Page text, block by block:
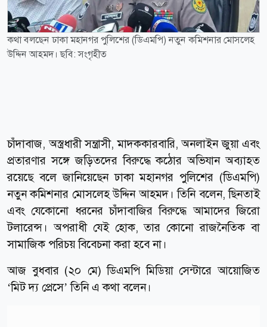
কথা বলছেন ঢাকা মহানগর পুলিশের (ডিএমপি) নতুন কমিশনার মোসলেহ
উদ্দিন আহমদ। ছবি: সংগৃহীত
চাঁদাবাজ, অস্ত্রধারী সন্ত্রাসী, মাদককারবারি, অনলাইন জুয়া এবং
প্রতারণার সঙ্গে জড়িতদের বিরুদ্ধে কঠোর অভিযান অব্যাহত
রয়েছে বলে জানিয়েছেন ঢাকা মহানগর পুলিশের (ডিএমপি)
নতুন কমিশনার মোসলেহ উদ্দিন আহমদ। তিনি বলেন, ছিনতাই
এবং যেকোনো ধরনের চাঁদাবাজির বিরুদ্ধে আমাদের জিরো
টলারেন্স। অপরাধী যেই হোক, তার কোনো রাজনৈতিক বা
সামাজিক পরিচয় বিবেচনা করা হবে না।
আজ বুধবার (২০ মে) ডিএমপি মিডিয়া সেন্টারে আয়োজিত
‘মিট দ্য প্রেসে’ তিনি এ কথা বলেন।